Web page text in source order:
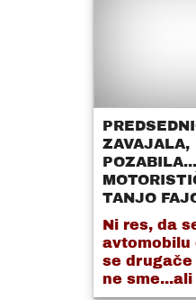
ZAVAJALA,
TANJO
Ni res, da
avtomobilu
se drugače
ne sme...ali